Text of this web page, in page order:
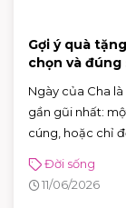
Gợi ý quà
chọn và đúng
Ngày của Cha
gần gũi nhất:
cúng, hoặc chỉ
thứ ba của
sắm và ăn uống
Đời sống
11/06/2026